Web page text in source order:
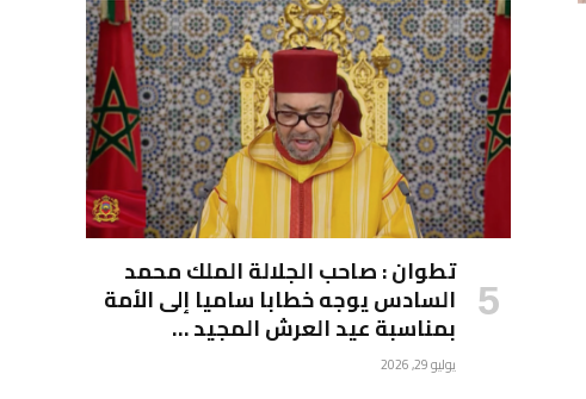
تطوان : صاحب الجلالة الملك محمد
السادس يوجه خطابا ساميا إلى الأمة
بمناسبة عيد العرش المجيد …
يوليو 29, 2026